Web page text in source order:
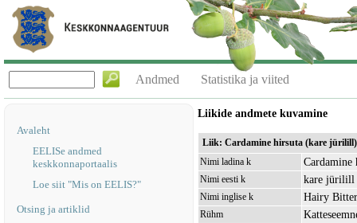
Andmed Statistika ja viited
Avaleht
EELISe andmed
keskkonnaportaalis
Loe siit "Mis on EELIS?"
Otsing ja artiklid
Liikide andmete kuvamine
Liik: Cardamine hirsuta (kare jürilill)
Nimi ladina k
Cardamine
Nimi eesti k kare jürilill
Nimi inglise k Hairy
Rühm